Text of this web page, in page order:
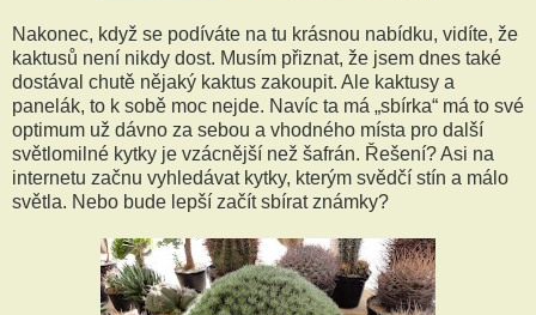
Nakonec, když se podíváte na tu krásnou nabídku, vidíte, že
kaktusů není nikdy dost. Musím přiznat, že jsem dnes také
dostával chutě nějaký kaktus zakoupit. Ale kaktusy a
panelák, to k sobě moc nejde. Navíc ta má „sbírka“ má to své
optimum už dávno za sebou a vhodného místa pro další
světlomilné kytky je vzácnější než šafrán. Řešení? Asi na
internetu začnu vyhledávat kytky, kterým svědčí stín a málo
světla. Nebo bude lepší začít sbírat známky?